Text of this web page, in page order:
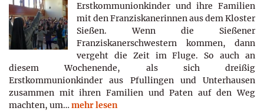
Erstkommunionkinder und ihre Familien
mit den Franziskanerinnen aus dem Kloster
Sießen. Wenn die Sießener
Franziskanerschwestern kommen, dann
vergeht die Zeit im Fluge. So auch an
diesem Wochenende, als sich dreißig
Erstkommunionkinder aus Pfullingen und Unterhausen
zusammen mit ihren Familien und Paten auf den Weg
machten, um… mehr lesen